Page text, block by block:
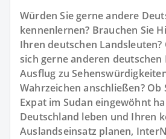
Würden Sie gerne andere
kennenlernen? Brauchen Sie
Ihren deutschen
sich gerne anderen deutschen
Ausflug zu
Wahrzeichen anschließen? Ob
Expat im Sudan eingewöhnt
Deutschland leben und Ihren
Auslandseinsatz planen,